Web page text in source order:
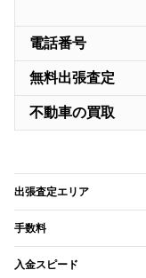
電話番号
無料出張査定
不動車の買取
出張査定エリア
手数料
入金スピード